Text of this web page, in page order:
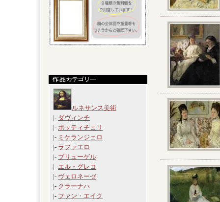
ルネサンス美術
|- ダヴィンチ
|- ボッティチェリ
|- ミケランジェロ
|- ラファエロ
|- ブリューゲル
|- エル・グレコ
|- ヴェロネーゼ
|- クラーナハ
|- ファン・エイク